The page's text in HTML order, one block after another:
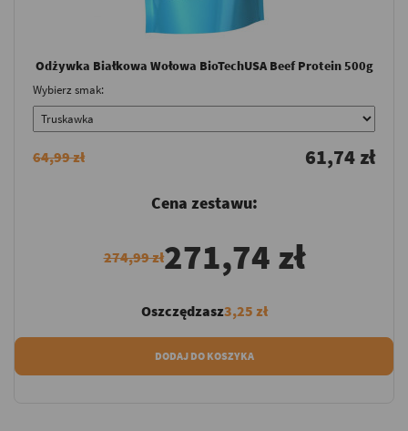
Odżywka Białkowa Wołowa BioTechUSA Beef Protein 500g
Wybierz smak:
64,99 zł 61,74 zł
Cena zestawu:
274,99 zł271,74 zł
Oszczędzasz3,25 zł
DODAJ DO KOSZYKA